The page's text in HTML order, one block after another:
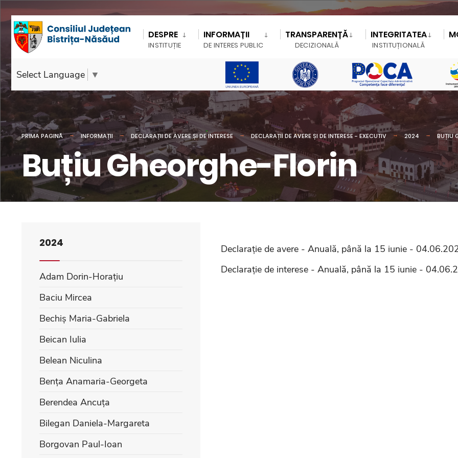
DESPRE
INSTITUȚIE
INFORMAȚII
DE INTERES PUBLIC
TRANSPARENȚĂ
DECIZIONALĂ
INTEGRITATEA
INSTITUȚIONALĂ
Select Language ▼
PRIMA PAGINĂ INFORMAȚII DECLARAȚII DE AVERE ȘI DE INTERESE DECLARAȚII DE AVERE ȘI DE INTERESE - EXECUTIV 2024 BUȚIU
Buțiu Gheorghe-Florin
Declarație de avere - Anuală, până la 15 iunie -
Declarație de interese - Anuală, până la 15 iunie -
2024
Adam Dorin-Horațiu
Baciu Mircea
Bechiș Maria-Gabriela
Beican Iulia
Belean Niculina
Bența Anamaria-Georgeta
Berendea Ancuța
Bilegan Daniela-Margareta
Borgovan Paul-Ioan